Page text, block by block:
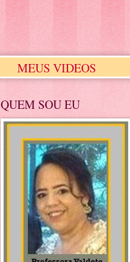
MEUS VIDEOS
QUEM SOU EU